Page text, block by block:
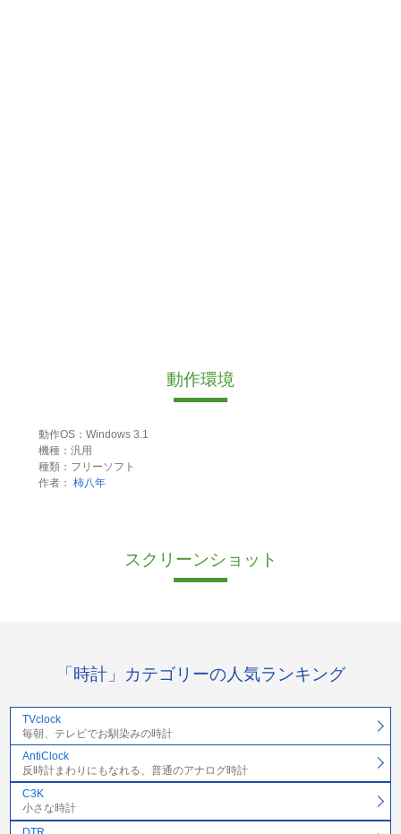
動作環境
動作OS：Windows 3.1
機種：汎用
種類：フリーソフト
作者： 柿八年
スクリーンショット
「時計」カテゴリーの人気ランキング
TVclock
毎朝、テレビでお馴染みの時計
AntiClock
反時計まわりにもなれる、普通のアナログ時計
C3K
小さな時計